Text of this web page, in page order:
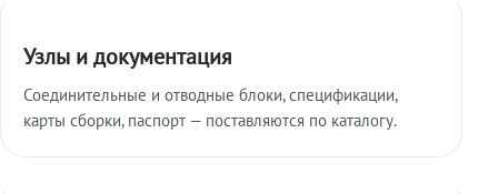
Узлы и документация
Соединительные и отводные блоки, спецификации,
карты сборки, паспорт — поставляются по каталогу.